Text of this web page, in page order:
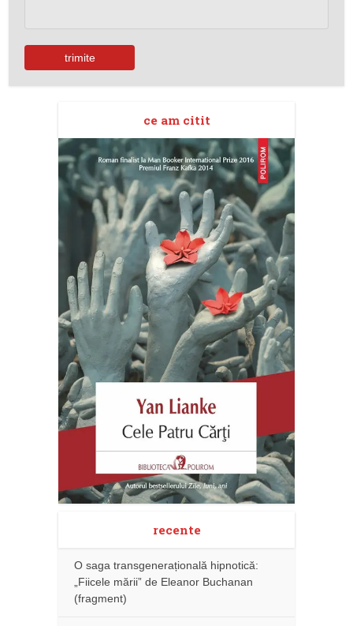
ce am citit
recente
O saga transgenerațională hipnotică:
„Fiicele mării” de Eleanor Buchanan
(fragment)